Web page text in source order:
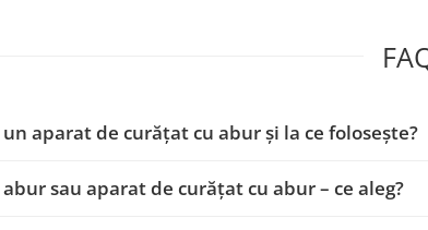
un aparat de curățat cu abur și la ce folosește?
sau aparat de curățat cu abur – ce aleg?